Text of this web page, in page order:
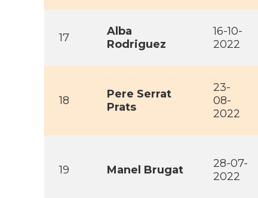
17
Alba
Rodriguez
16-10-
2022
18
Pere Serrat
Prats
23-
08-
2022
19 Manel Brugat
28-07-
2022